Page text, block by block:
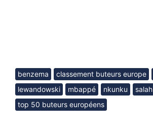
benzema classement buteurs europe
lewandowski
mbappé nkunku
salah
top 50 buteurs européens